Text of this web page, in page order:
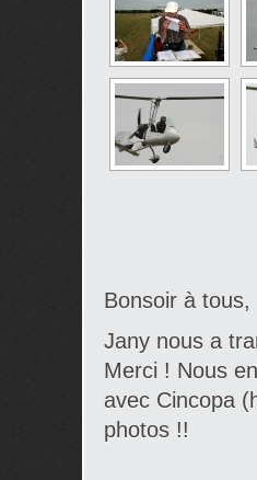
Bonsoir à tous,
Jany nous a
Merci ! Nous
avec Cincopa
photos !!